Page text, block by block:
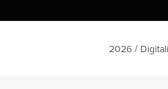
2026 /